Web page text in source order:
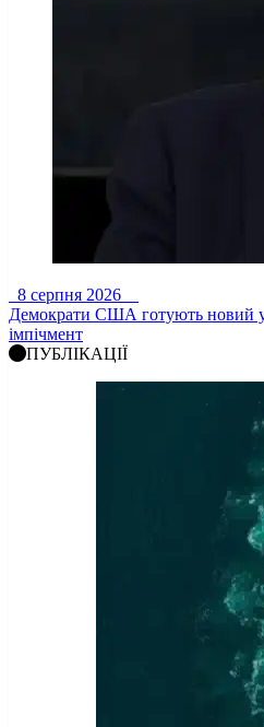
8 серпня 2026
Демократи США готують новий
імпічмент
ПУБЛІКАЦІЇ